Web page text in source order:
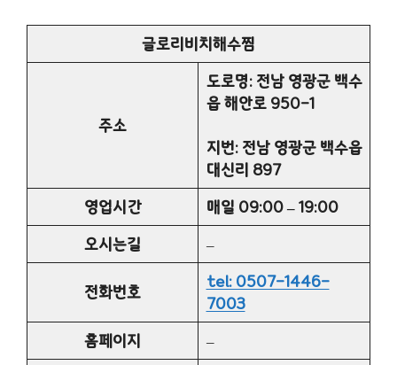
글로리비치해수찜
주소
도로명: 전남 영광군 백수
읍 해안로 950-1
지번: 전남 영광군 백수읍
대신리 897
영업시간
매일 09:00 – 19:00
오시는길
–
전화번호
tel: 0507-1446-
7003
홈페이지
–